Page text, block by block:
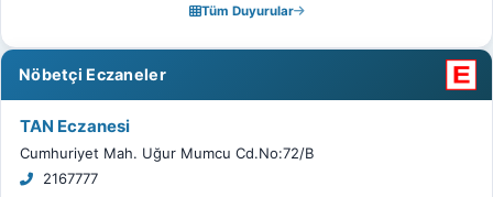
Tüm Duyurular
Nöbetçi Eczaneler
TAN Eczanesi
Cumhuriyet Mah. Uğur Mumcu Cd.No:72/B
2167777